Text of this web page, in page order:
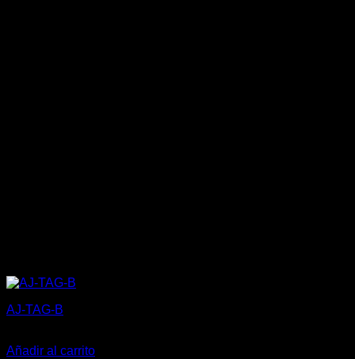
AJ-TAG-B
Añadir al carrito